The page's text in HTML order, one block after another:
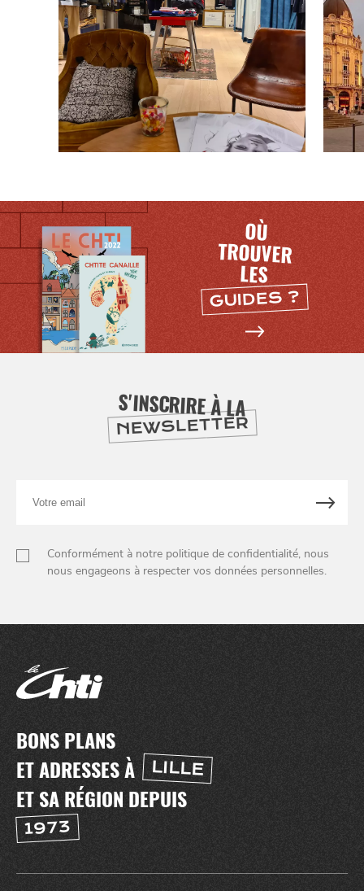
OÙ
TROUVER
LES
GUIDES ?
S'INSCRIRE À LA
NEWSLETTER
email
Conformément à notre politique de confidentialité, nous
nous engageons à respecter vos données personnelles.
BONS PLANS
ET ADRESSES À
LILLE
ET SA RÉGION DEPUIS
1973